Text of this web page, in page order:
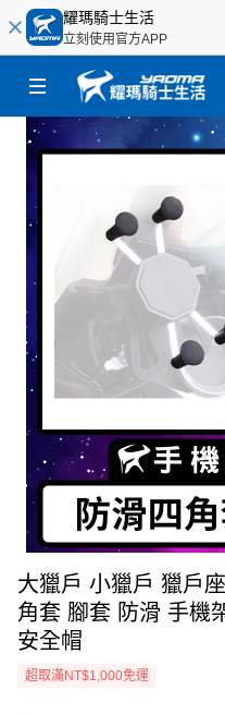
耀瑪騎士生活
立刻使用官方APP
大獵戶 小獵戶 獵戶
角套 腳套 防滑 手機
安全帽
超取滿NT$1,000免運